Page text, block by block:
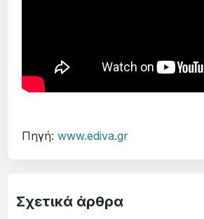
Πηγή:www.ediva.gr
Σχετικά άρθρα